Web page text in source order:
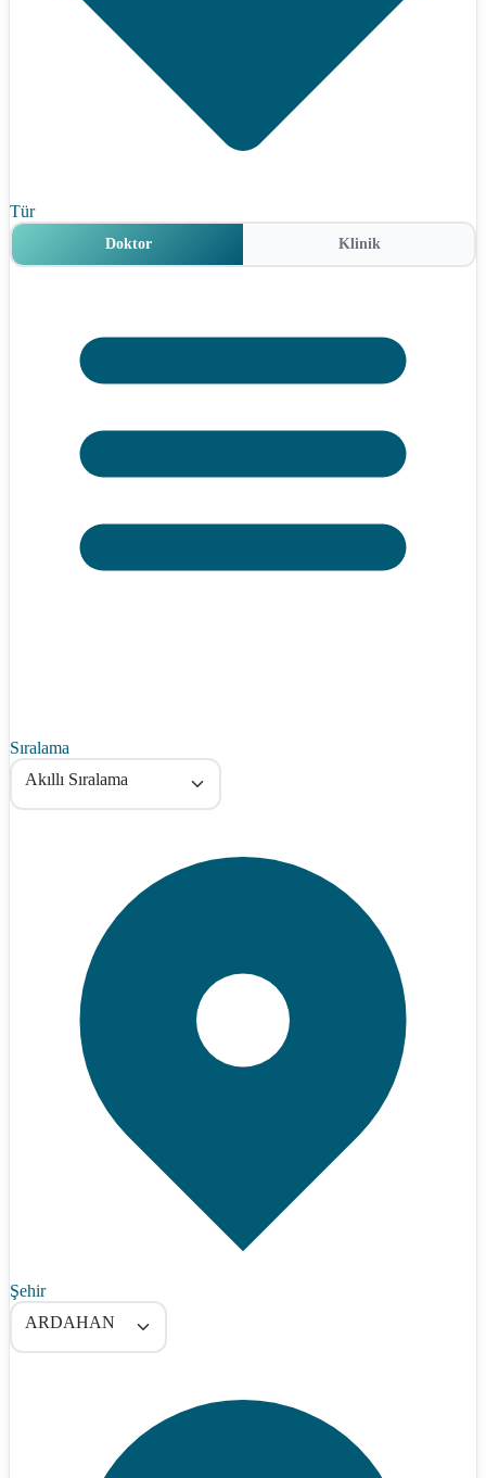
Tür
Doktor Klinik
Sıralama
Akıllı Sıralama
Şehir
ARDAHAN